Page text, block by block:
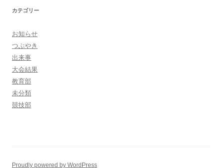
カテゴリー
お知らせ
つぶやき
出来事
大会結果
教育部
未分類
競技部
Proudly powered by WordPress